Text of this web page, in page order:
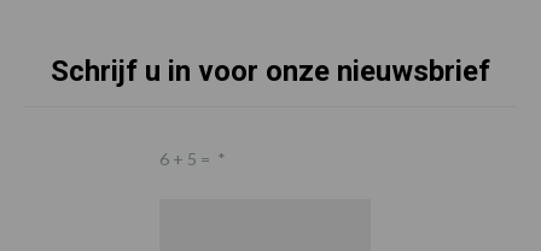
Schrijf u in voor onze nieuwsbrief
6 + 5 = *